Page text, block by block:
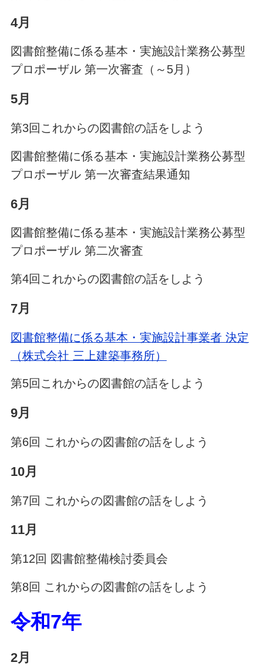
4月
図書館整備に係る基本・実施設計業務公募型
プロポーザル 第一次審査（～5月）
5月
第3回これからの図書館の話をしよう
図書館整備に係る基本・実施設計業務公募型
プロポーザル 第一次審査結果通知
6月
図書館整備に係る基本・実施設計業務公募型
プロポーザル 第二次審査
第4回これからの図書館の話をしよう
7月
図書館整備に係る基本・実施設計事業者 決定
（株式会社 三上建築事務所）
第5回これからの図書館の話をしよう
9月
第6回 これからの図書館の話をしよう
10月
第7回 これからの図書館の話をしよう
11月
第12回 図書館整備検討委員会
第8回 これからの図書館の話をしよう
令和7年
2月